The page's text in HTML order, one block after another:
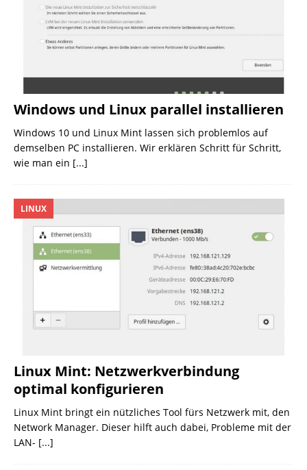
Windows und Linux parallel installieren
Windows 10 und Linux Mint lassen sich problemlos auf
demselben PC installieren. Wir erklären Schritt für Schritt,
wie man ein [...]
Linux Mint: Netzwerkverbindung
optimal konfigurieren
LINUX
Linux Mint bringt ein nützliches Tool fürs Netzwerk mit, den
Network Manager. Dieser hilft auch dabei, Probleme mit der
LAN- [...]